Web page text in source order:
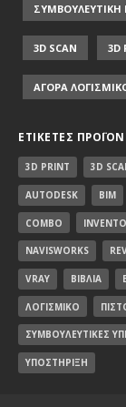
ΣΥΜΒΟΥΛΕΥΤΙΚΗ
3D SCAN 3D
ΑΓΟΡΑ
ΕΤΙΚΈΤΕΣ
3D PRINT 3D
AUTODESK BIM
COMBO
NAVISWORKS
VRAY ΒΙΒΛΊΑ
ΛΟΓΙΣΜΙΚΌ
ΣΥΜΒΟΥΛΕΥΤΙΚΈΣ
ΥΠΟΣΤΉΡΙΞΗ